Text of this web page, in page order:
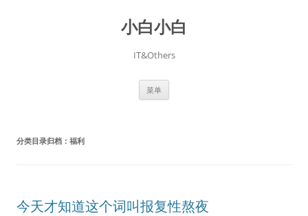
小白小白
IT&Others
菜单
分类目录归档： 福利
今天才知道这个词叫报复性熬夜